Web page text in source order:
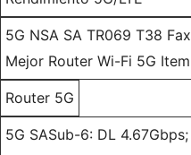
5G NSA SA TR069 T38
Mejor Router Wi-Fi 5G
Router 5G
5G SASub-6: DL